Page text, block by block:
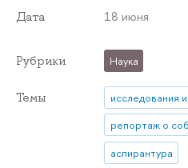
Дата 18 июня
Рубрики Наука
Темы
исследования
репортаж о
аспирантура